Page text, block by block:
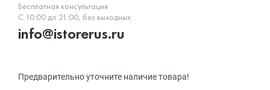
Бесплатная консультация
С 10:00 до 21:00, без выходных
info@istorerus.ru
Предварительно уточните наличие товара!